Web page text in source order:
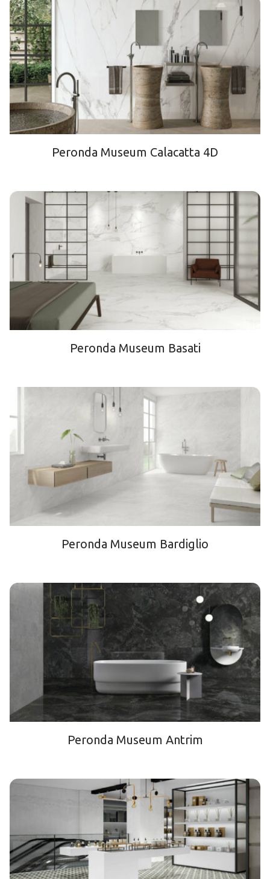
Peronda Museum Calacatta 4D
Peronda Museum Basati
Peronda Museum Bardiglio
Peronda Museum Antrim